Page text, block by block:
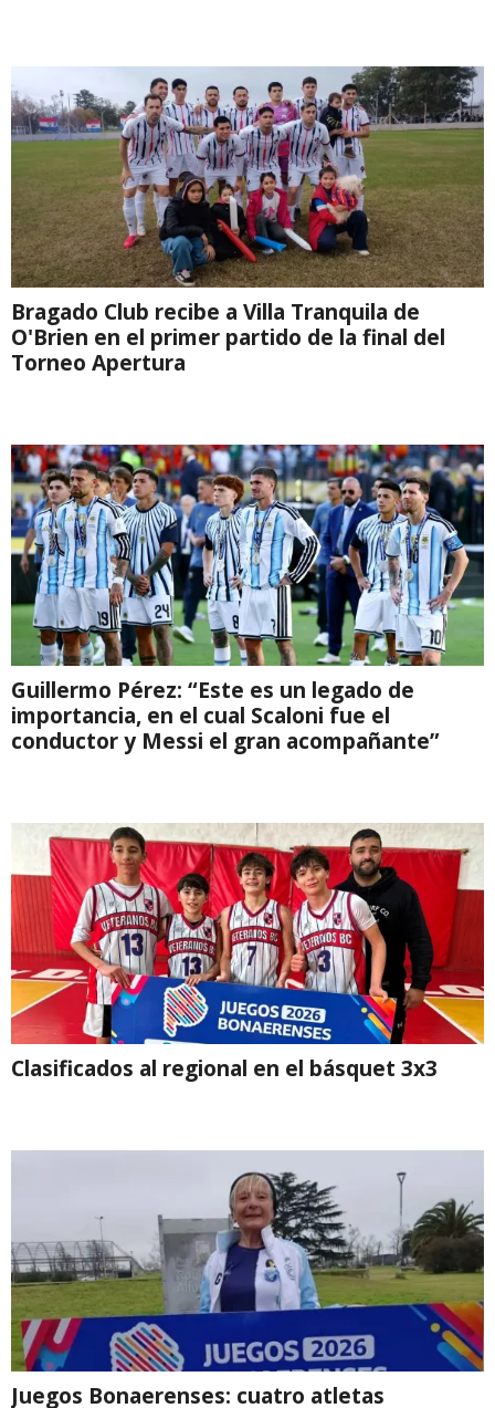
Bragado Club recibe a Villa Tranquila de
O'Brien en el primer partido de la final del
Torneo Apertura
Guillermo Pérez: “Este es un legado de
importancia, en el cual Scaloni fue el
conductor y Messi el gran acompañante”
Clasificados al regional en el básquet 3x3
Juegos Bonaerenses: cuatro atletas